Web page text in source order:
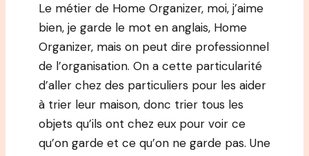
Le métier de Home Organizer, moi, j’aime
bien, je garde le mot en anglais, Home
Organizer, mais on peut dire professionnel
de l’organisation. On a cette particularité
d’aller chez des particuliers pour les aider
à trier leur maison, donc trier tous les
objets qu’ils ont chez eux pour voir ce
qu’on garde et ce qu’on ne garde pas. Une